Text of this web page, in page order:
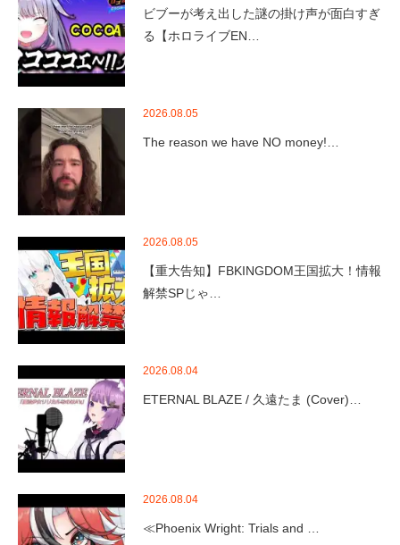
ビブーが考え出した謎の掛け声が面白すぎ
る【ホロライブEN…
2026.08.05
The reason we have NO money!…
2026.08.05
【重大告知】FBKINGDOM王国拡大！情報
解禁SPじゃ…
2026.08.04
ETERNAL BLAZE / 久遠たま (Cover)…
2026.08.04
≪Phoenix Wright: Trials and …